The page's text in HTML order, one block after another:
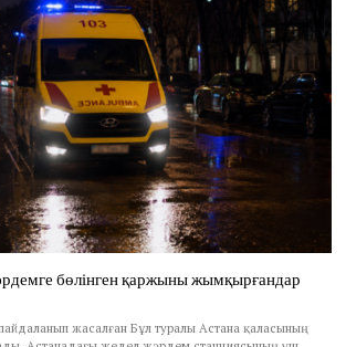
бөлінген қаржыны жымқырғандар
жасалған Бұл туралы Астана қаласының